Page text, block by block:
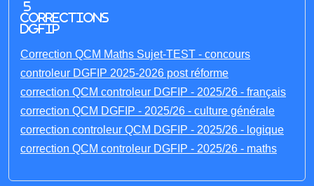
5
corrections
DGFIP
Correction QCM Maths Sujet-TEST - concours
controleur DGFIP 2025-2026 post réforme
correction QCM controleur DGFIP - 2025/26 - français
correction QCM DGFIP - 2025/26 - culture générale
correction controleur QCM DGFIP - 2025/26 - logique
correction QCM controleur DGFIP - 2025/26 - maths